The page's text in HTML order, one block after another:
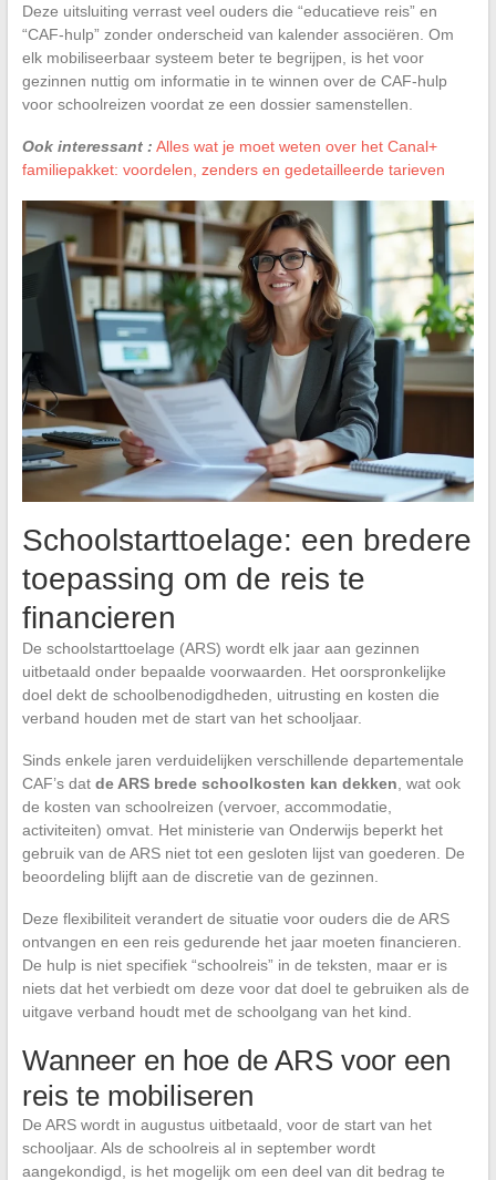
Deze uitsluiting verrast veel ouders die “educatieve reis” en
“CAF-hulp” zonder onderscheid van kalender associëren. Om
elk mobiliseerbaar systeem beter te begrijpen, is het voor
gezinnen nuttig om informatie in te winnen over de CAF-hulp
voor schoolreizen voordat ze een dossier samenstellen.
Ook interessant : Alles wat je moet weten over het Canal+
familiepakket: voordelen, zenders en gedetailleerde tarieven
Schoolstarttoelage: een bredere
toepassing om de reis te
financieren
De schoolstarttoelage (ARS) wordt elk jaar aan gezinnen
uitbetaald onder bepaalde voorwaarden. Het oorspronkelijke
doel dekt de schoolbenodigdheden, uitrusting en kosten die
verband houden met de start van het schooljaar.
Sinds enkele jaren verduidelijken verschillende departementale
CAF’s dat de ARS brede schoolkosten kan dekken, wat ook
de kosten van schoolreizen (vervoer, accommodatie,
activiteiten) omvat. Het ministerie van Onderwijs beperkt het
gebruik van de ARS niet tot een gesloten lijst van goederen. De
beoordeling blijft aan de discretie van de gezinnen.
Deze flexibiliteit verandert de situatie voor ouders die de ARS
ontvangen en een reis gedurende het jaar moeten financieren.
De hulp is niet specifiek “schoolreis” in de teksten, maar er is
niets dat het verbiedt om deze voor dat doel te gebruiken als de
uitgave verband houdt met de schoolgang van het kind.
Wanneer en hoe de ARS voor een
reis te mobiliseren
De ARS wordt in augustus uitbetaald, voor de start van het
schooljaar. Als de schoolreis al in september wordt
aangekondigd, is het mogelijk om een deel van dit bedrag te